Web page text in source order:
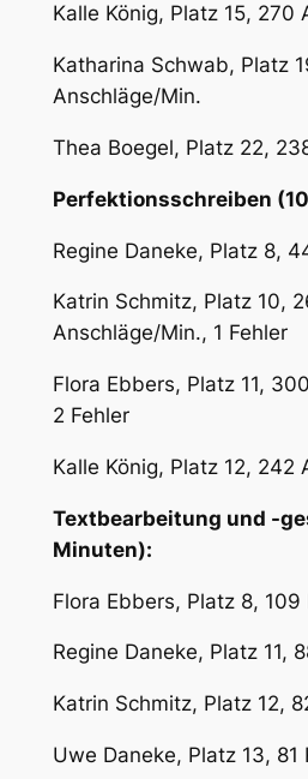
Kalle König, Platz 15, 270
Katharina Schwab, Platz
Anschläge/Min.
Thea Boegel, Platz 22,
Perfektionsschreiben
Regine Daneke, Platz 8,
Katrin Schmitz, Platz 10,
Anschläge/Min., 1 Fehler
Flora Ebbers, Platz 11,
2 Fehler
Kalle König, Platz 12, 242
Textbearbeitung und -
Minuten):
Flora Ebbers, Platz 8, 109
Regine Daneke, Platz 11,
Katrin Schmitz, Platz 12,
Uwe Daneke, Platz 13, 81